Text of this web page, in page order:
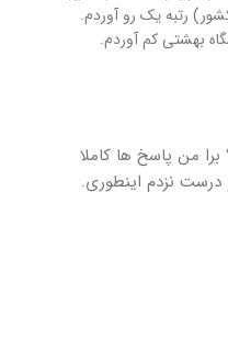
کشور) رتبه یک رو آوردم.
بهشتی کم آوردم.
برا من پاسخ ها کاملا
درست نزدم اینطوری.